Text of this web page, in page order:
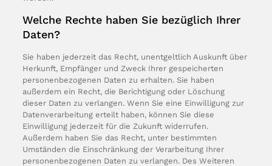
Welche Rechte haben Sie bezüglich Ihrer
Daten?
Sie haben jederzeit das Recht, unentgeltlich Auskunft über
Herkunft, Empfänger und Zweck Ihrer gespeicherten
personenbezogenen Daten zu erhalten. Sie haben
außerdem ein Recht, die Berichtigung oder Löschung
dieser Daten zu verlangen. Wenn Sie eine Einwilligung zur
Datenverarbeitung erteilt haben, können Sie diese
Einwilligung jederzeit für die Zukunft widerrufen.
Außerdem haben Sie das Recht, unter bestimmten
Umständen die Einschränkung der Verarbeitung Ihrer
personenbezogenen Daten zu verlangen. Des Weiteren